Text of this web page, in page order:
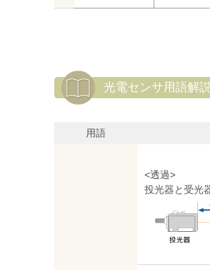
光電センサ用語解
用語
<透過>
投光器と受光